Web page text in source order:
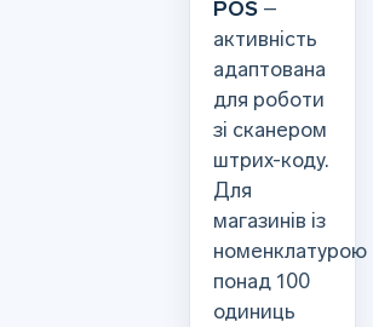
POS –
активність
адаптована
для роботи
зі сканером
штрих-коду.
Для
магазинів із
номенклатурою
понад 100
одиниць